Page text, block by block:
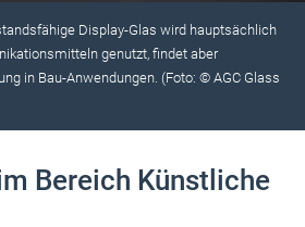
Display-Glas wird hauptsächlich
genutzt, findet aber
in Bau-Anwendungen. (Foto: © AGC Glass
Bereich Künstliche